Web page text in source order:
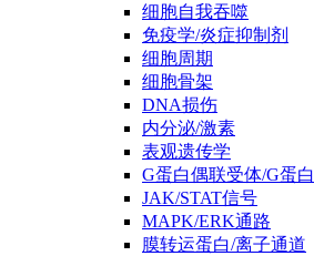
细胞自我吞噬
免疫学/炎症抑制剂
细胞周期
细胞骨架
DNA损伤
内分泌/激素
表观遗传学
G蛋白偶联受体/G蛋白
JAK/STAT信号
MAPK/ERK通路
膜转运蛋白/离子通道